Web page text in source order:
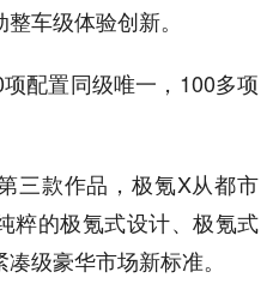
车级体验创新。
配置同级唯一，100多项
三款作品，极氪X从都市
粹的极氪式设计、极氪式
级豪华市场新标准。